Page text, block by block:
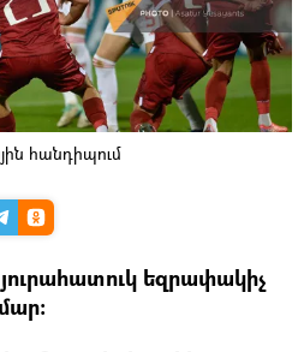
հանդիպում
եզրափակիչ